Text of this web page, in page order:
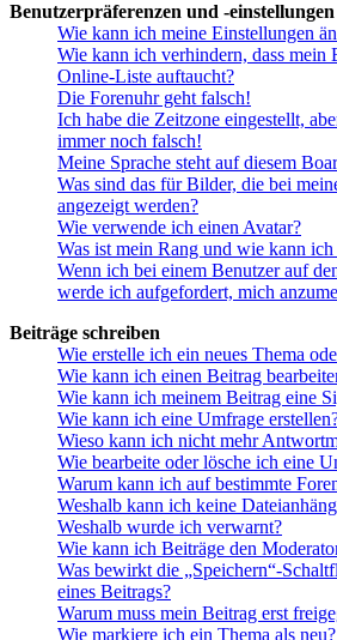
Benutzerpräferenzen und -einstellungen
Wie kann ich meine Einstellungen
Wie kann ich verhindern, dass mein
Online-Liste auftaucht?
Die Forenuhr geht falsch!
Ich habe die Zeitzone eingestellt,
immer noch falsch!
Meine Sprache steht auf diesem
Was sind das für Bilder, die bei
angezeigt werden?
Wie verwende ich einen Avatar?
Was ist mein Rang und wie kann
Wenn ich bei einem Benutzer auf
werde ich aufgefordert, mich
Beiträge schreiben
Wie erstelle ich ein neues Thema
Wie kann ich einen Beitrag
Wie kann ich meinem Beitrag eine
Wie kann ich eine Umfrage
Wieso kann ich nicht mehr
Wie bearbeite oder lösche ich eine
Warum kann ich auf bestimmte
Weshalb kann ich keine
Weshalb wurde ich verwarnt?
Wie kann ich Beiträge den
Was bewirkt die „Speichern“-
eines Beitrags?
Warum muss mein Beitrag erst
Wie markiere ich ein Thema als neu?